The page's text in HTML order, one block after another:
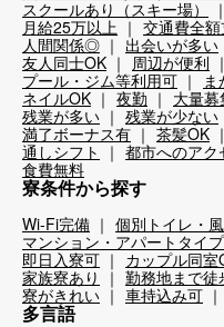
スクールあり（スキー場）
月給25万以上
交通費全
人間関係◎
出会いが多い
友人同士OK
周辺が便利
プール・ジム等利用可
ネイルOK
夜勤 大量募
残業が多い
残業が少ない
満了ボーナス有
茶髪OK
通しシフト
都市へのア
食費無料
寮条件から探す
Wi-Fi完備 個別トイレ・
マンション・アパートタイプ
即日入寮可
カップル同室
家族寮あり
勤務地まで徒
寮がきれい
車持込み可
多言語